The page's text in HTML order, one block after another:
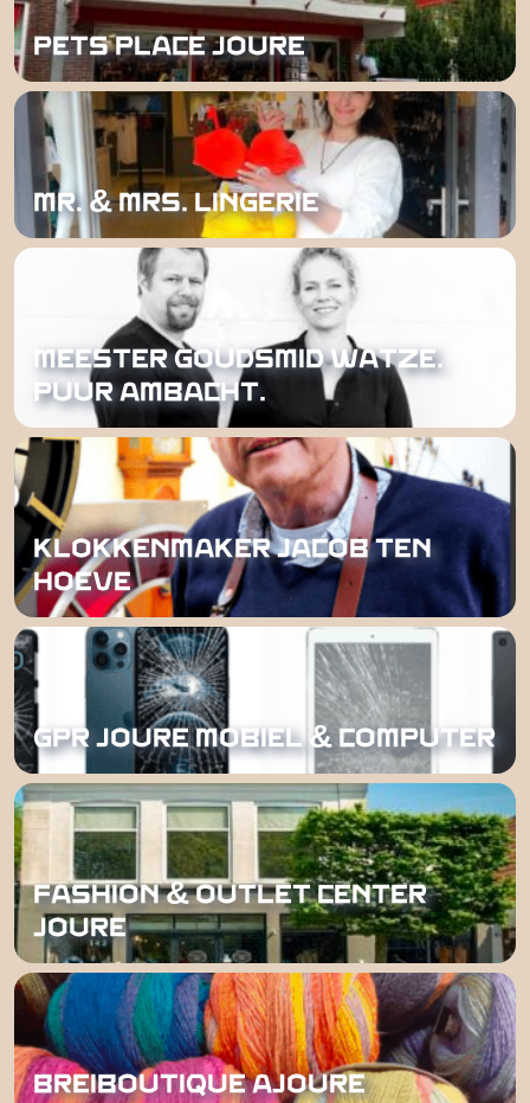
PETS PLACE JOURE
MR. & MRS. LINGERIE
MEESTER GOUDSMID WATZE.
PUUR AMBACHT.
KLOKKENMAKER JACOB TEN
HOEVE
GPR JOURE MOBIEL & COMPUTER
FASHION & OUTLET CENTER
JOURE
BREIBOUTIQUE AJOURE